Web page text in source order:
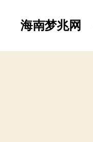
海南梦兆网